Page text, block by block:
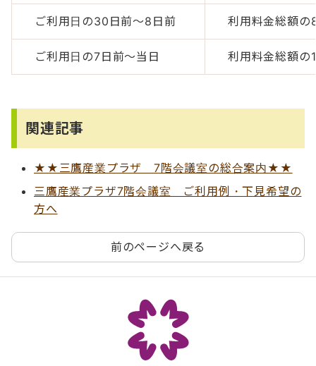
ご利用日の30日前～8日前 利用料金総額の
ご利用日の7日前～当日 利用料金総額の
関連記事
★★三鷹産業プラザ 7階会議室の総合案内★★
三鷹産業プラザ7階会議室 ご利用例・下見希望の
方へ
前のページへ戻る